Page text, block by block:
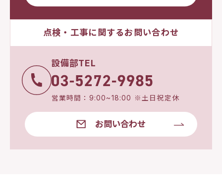
点検・工事に関するお問い合わせ
設備部TEL
営業時間：9:00~18:00 ※土日祝定休
お問い合わせ